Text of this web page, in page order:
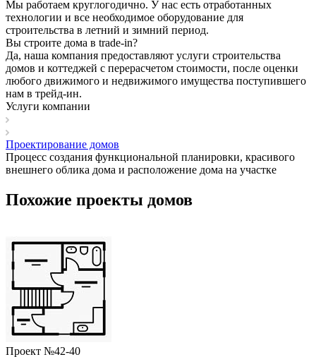
Мы работаем круглогодично. У нас есть отработанных
технологии и все необходимое оборудование для
строительства в летний и зимний период.
Вы строите дома в trade-in?
Да, наша компания предоставляют услуги строительства
домов и коттеджей с перерасчетом стоимости, после оценки
любого движимого и недвижимого имущества поступившего
нам в трейд-ин.
Услуги компании
Проектирование домов
Процесс создания функциональной планировки, красивого
внешнего облика дома и расположение дома на участке
Похожие проекты домов
Проект №42-40